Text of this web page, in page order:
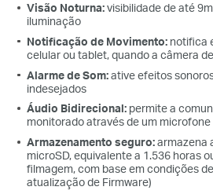
Visão Noturna:visibilidade de até
iluminação
Notificação de Movimento: notifica
celular ou tablet, quando a câmera
Alarme de Som:ative efeitos
indesejados
Áudio Bidirecional: permite a
monitorado através de um
Armazenamento seguro:armazena
microSD, equivalente a 1.536 horas
filmagem, com base em condições
atualização de Firmware)